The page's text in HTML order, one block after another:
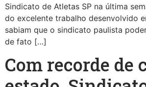
Sindicato de Atletas SP na última
do excelente trabalho desenvolvido
sabiam que o sindicato paulista
de fato […]
Com recorde de